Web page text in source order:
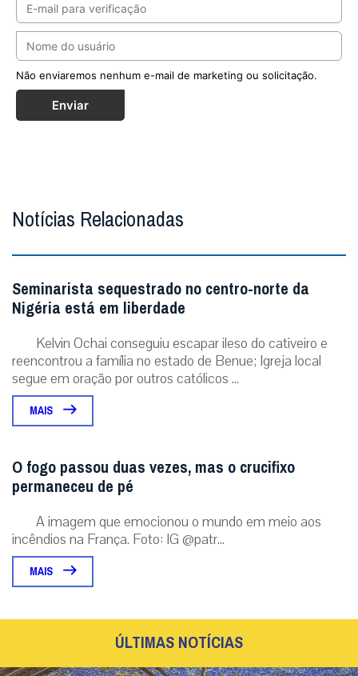
Não enviaremos nenhum e-mail de marketing ou solicitação.
Enviar
Notícias Relacionadas
Seminarista sequestrado no centro-norte da
Nigéria está em liberdade
Kelvin Ochai conseguiu escapar ileso do cativeiro e
reencontrou a família no estado de Benue; Igreja local
segue em oração por outros católicos ...
MAIS
O fogo passou duas vezes, mas o crucifixo
permaneceu de pé
A imagem que emocionou o mundo em meio aos
incêndios na França. Foto: IG @patr...
MAIS
ÚLTIMAS NOTÍCIAS